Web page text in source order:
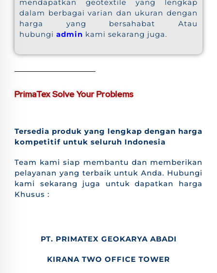
mendapatkan geotextile yang lengkap
dalam berbagai varian dan ukuran dengan
harga yang bersahabat Atau
hubungi admin kami sekarang juga.
PrimaTex Solve Your Problems
Tersedia produk yang lengkap dengan harga
kompetitif untuk seluruh Indonesia
Team kami siap membantu dan memberikan
pelayanan yang terbaik untuk Anda. Hubungi
kami sekarang juga untuk dapatkan harga
Khusus :
PT. PRIMATEX GEOKARYA ABADI
KIRANA TWO OFFICE TOWER